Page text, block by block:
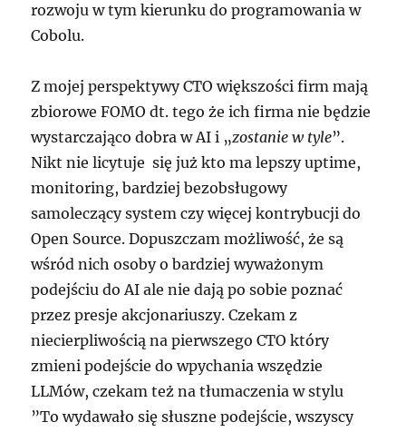
rozwoju w tym kierunku do programowania w
Cobolu.
Z mojej perspektywy CTO większości firm mają
zbiorowe FOMO dt. tego że ich firma nie będzie
wystarczająco dobra w AI i „zostanie w tyle”.
Nikt nie licytuje się już kto ma lepszy uptime,
monitoring, bardziej bezobsługowy
samoleczący system czy więcej kontrybucji do
Open Source. Dopuszczam możliwość, że są
wśród nich osoby o bardziej wyważonym
podejściu do AI ale nie dają po sobie poznać
przez presje akcjonariuszy. Czekam z
niecierpliwością na pierwszego CTO który
zmieni podejście do wpychania wszędzie
LLMów, czekam też na tłumaczenia w stylu
”To wydawało się słuszne podejście, wszyscy